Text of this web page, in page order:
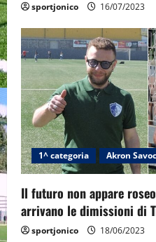
sportjonico 16/07/2023
1^ categoria Akron
Il futuro non appare
arrivano le dimissioni di
sportjonico 18/06/2023